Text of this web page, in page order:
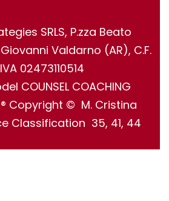
SRLS, P.zza Beato
Valdarno (AR), C.F.
02473110514
COUNSEL COACHING
® Copyright © M. Cristina
Classification 35, 41, 44